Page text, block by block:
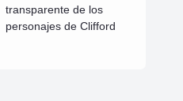
transparente de los
personajes de Clifford